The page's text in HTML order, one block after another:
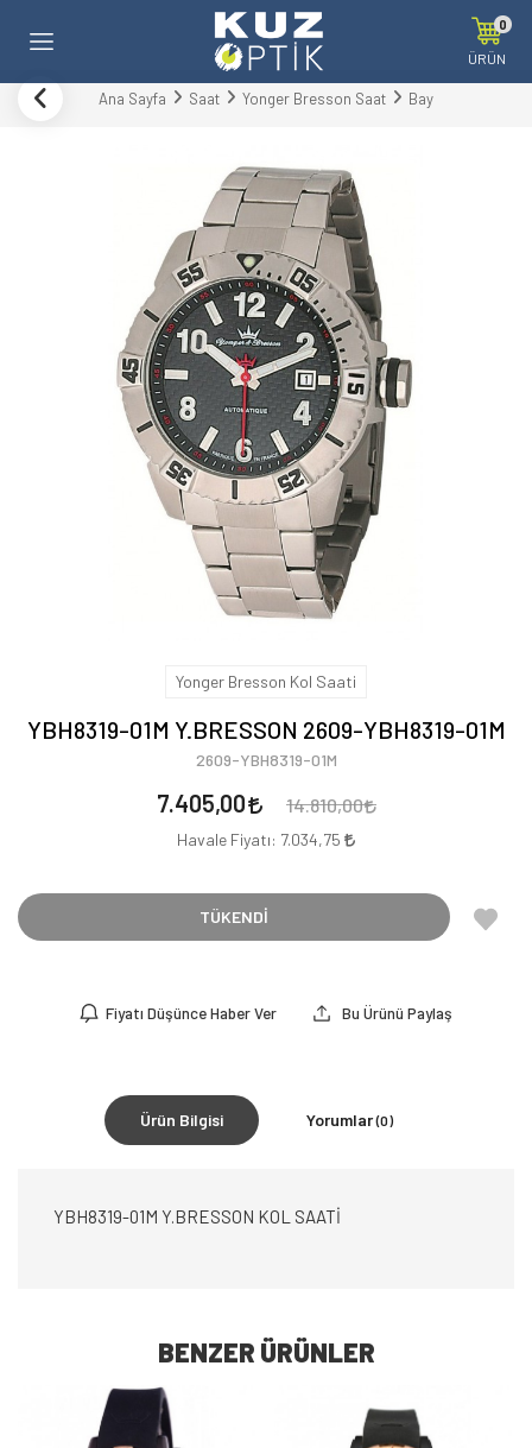
0
ÜRÜN
Ana Sayfa Saat Yonger Bresson Saat Bay
Yonger Bresson Kol Saati
YBH8319-01M Y.BRESSON 2609-YBH8319-01M
2609-YBH8319-01M
7.405,00 14.810,00
Havale Fiyatı: 7.034,75
TÜKENDİ
Fiyatı Düşünce Haber Ver Bu Ürünü Paylaş
Ürün Bilgisi Yorumlar(0)
YBH8319-01M Y.BRESSON KOL SAATİ
BENZER ÜRÜNLER